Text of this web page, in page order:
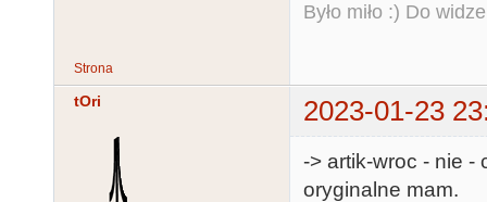
Było miło :) Do
Strona
tOri 2023-01-23
-> artik-wroc - nie -
oryginalne mam.